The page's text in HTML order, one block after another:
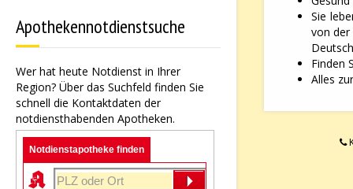
Apothekennotdienstsuche
Wer hat heute Notdienst in Ihrer
Region? Über das Suchfeld finden Sie
schnell die Kontaktdaten der
notdiensthabenden Apotheken.
Notdienstapotheke finden
Sie
von der
Finden
Alles